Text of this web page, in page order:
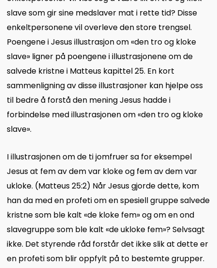
slave som gir sine medslaver mat i rette tid? Disse
enkeltpersonene vil overleve den store trengsel.
Poengene i Jesus illustrasjon om «den tro og kloke
slave» ligner på poengene i illustrasjonene om de
salvede kristne i Matteus kapittel 25. En kort
sammenligning av disse illustrasjoner kan hjelpe oss
til bedre å forstå den mening Jesus hadde i
forbindelse med illustrasjonen om «den tro og kloke
slave».
I illustrasjonen om de ti jomfruer sa for eksempel
Jesus at fem av dem var kloke og fem av dem var
ukloke. (Matteus 25:2) Når Jesus gjorde dette, kom
han da med en profeti om en spesiell gruppe salvede
kristne som ble kalt «de kloke fem» og om en ond
slavegruppe som ble kalt «de ukloke fem»? Selvsagt
ikke. Det styrende råd forstår det ikke slik at dette er
en profeti som blir oppfylt på to bestemte grupper.